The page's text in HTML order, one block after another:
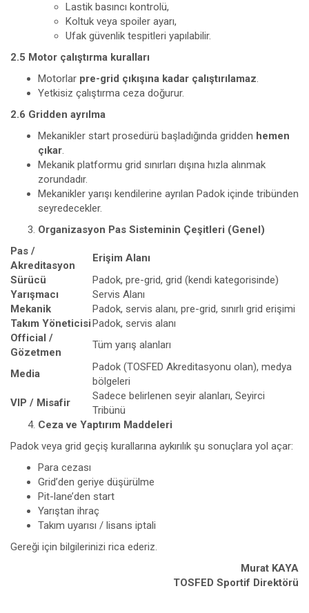
Lastik basıncı kontrolü,
Koltuk veya spoiler ayarı,
Ufak güvenlik tespitleri yapılabilir.
2.5 Motor çalıştırma kuralları
Motorlar pre-grid çıkışına kadar çalıştırılamaz.
Yetkisiz çalıştırma ceza doğurur.
2.6 Gridden ayrılma
Mekanikler start prosedürü başladığında gridden hemen
çıkar.
Mekanik platformu grid sınırları dışına hızla alınmak
zorundadır.
Mekanikler yarışı kendilerine ayrılan Padok içinde tribünden
seyredecekler.
Organizasyon Pas Sisteminin Çeşitleri (Genel)
Pas /
Akreditasyon
Erişim Alanı
Sürücü
Padok, pre-grid, grid (kendi kategorisinde)
Yarışmacı
Servis Alanı
Mekanik
Padok, servis alanı, pre-grid, sınırlı grid erişimi
Takım YöneticisiPadok, servis alanı
Official /
Gözetmen
Tüm yarış alanları
Media
Padok (TOSFED Akreditasyonu olan), medya
bölgeleri
VIP / Misafir
Sadece belirlenen seyir alanları, Seyirci
Tribünü
Ceza ve Yaptırım Maddeleri
Padok veya grid geçiş kurallarına aykırılık şu sonuçlara yol açar:
Para cezası
Grid’den geriye düşürülme
Pit-lane’den start
Yarıştan ihraç
Takım uyarısı / lisans iptali
Gereği için bilgilerinizi rica ederiz.
Murat KAYA
TOSFED Sportif Direktörü